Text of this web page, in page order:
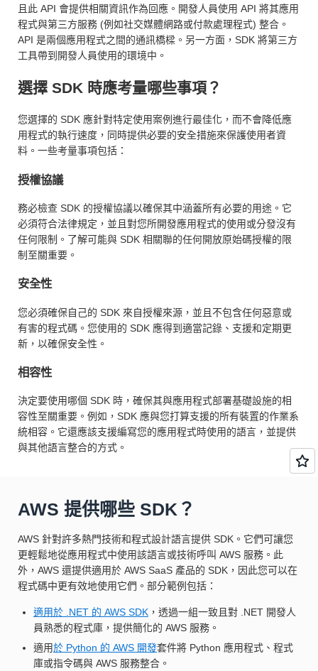
且此 API 會提供相關資訊作為回應。開發人員使用 API 將其應用
程式與第三方服務 (例如社交媒體網路或付款處理程式) 整合。
API 是兩個應用程式之間的通訊橋樑。另一方面，SDK 將第三方
工具帶到開發人員使用的環境中。
選擇 SDK 時應考量哪些事項？
您選擇的 SDK 應針對特定使用案例進行最佳化，而不會降低應
用程式的執行速度，同時提供必要的安全措施來保護使用者資
料。一些考量事項包括：
授權協議
務必檢查 SDK 的授權協議以確保其中涵蓋所有必要的用途。它
必須符合法律規定，並且對您所開發應用程式的使用或分發沒有
任何限制。了解可能與 SDK 相關聯的任何開放原始碼授權的限
制至關重要。
安全性
您必須確保自己的 SDK 來自授權來源，並且不包含任何惡意或
有害的程式碼。您使用的 SDK 應得到適當記錄、支援和定期更
新，以確保安全性。
相容性
決定要使用哪個 SDK 時，確保其與應用程式部署基礎設施的相
容性至關重要。例如，SDK 應與您打算支援的所有裝置的作業系
統相容。它還應該支援編寫您的應用程式時使用的語言，並提供
與其他語言整合的方式。
AWS 提供哪些 SDK？
AWS 針對許多熱門技術和程式設計語言提供 SDK。它們可讓您
更輕鬆地從應用程式中使用該語言或技術呼叫 AWS 服務。此
外，AWS 還提供適用於 AWS SaaS 產品的 SDK，因此您可以在
程式碼中更有效地使用它們。部分範例包括：
適用於 .NET 的 AWS SDK ，透過一組一致且對 .NET 開發人
員熟悉的程式庫，提供簡化的 AWS 服務。
適用於 Python 的 AWS 開發套件將 Python 應用程式、程式
庫或指令碼與 AWS 服務整合。